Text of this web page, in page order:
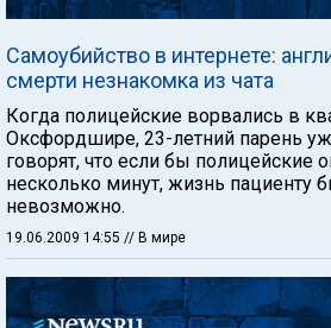
Самоубийство в интернете:
смерти незнакомка из чата
Когда полицейские ворвались в
Оксфордшире, 23-летний парень
говорят, что если бы полицейские
несколько минут, жизнь пациенту
невозможно.
19.06.2009 14:55 // В мире